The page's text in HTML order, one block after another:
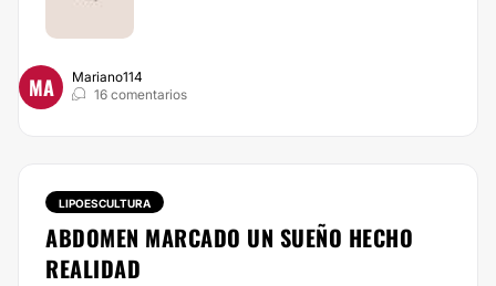
MA
Mariano114
16 comentarios
LIPOESCULTURA
ABDOMEN MARCADO UN SUEÑO HECHO
REALIDAD